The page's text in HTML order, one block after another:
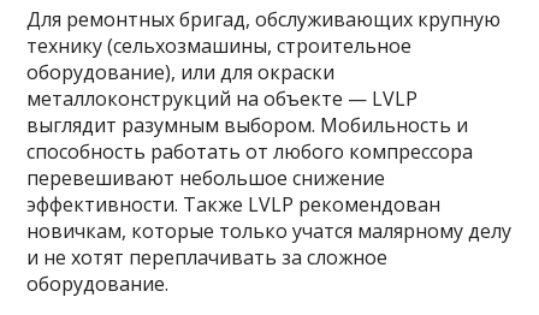
Для ремонтных бригад, обслуживающих крупную
технику (сельхозмашины, строительное
оборудование), или для окраски
металлоконструкций на объекте — LVLP
выглядит разумным выбором. Мобильность и
способность работать от любого компрессора
перевешивают небольшое снижение
эффективности. Также LVLP рекомендован
новичкам, которые только учатся малярному делу
и не хотят переплачивать за сложное
оборудование.